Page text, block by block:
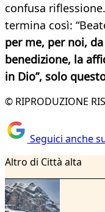
confusa
termina così:
per me, per noi,
benedizione, la
in Dio”, solo
© RIPRODUZIONE
Seguici anche
Altro di Città alta